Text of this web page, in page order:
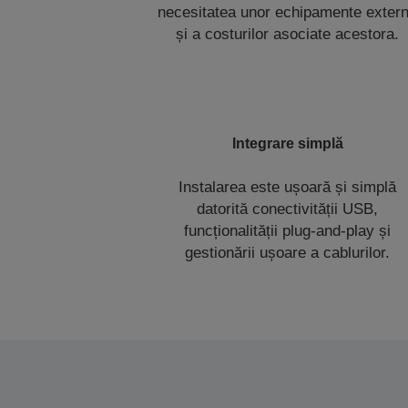
necesitatea unor echipamente
și a costurilor asociate acestora.
ntegrare simplă
Instalarea este ușoară și simplă
datorită conectivității USB,
funcționalității plug-and-play și
gestionării ușoare a cablurilor.